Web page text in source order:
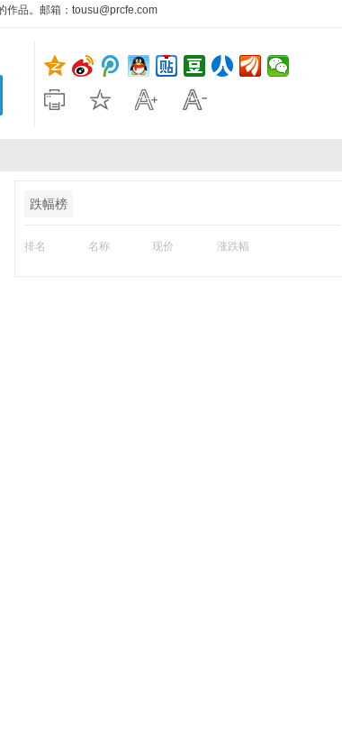
作品。邮箱：tousu@prcfe.com
跌幅榜
排名 名称 现价 涨跌幅